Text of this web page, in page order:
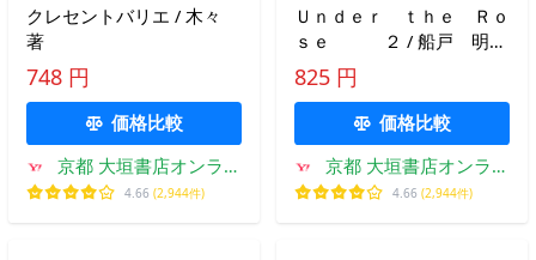
クレセントバリエ / 木々
著
748 円
価格比較
京都 大垣書店オンライ
ン
4.66 (2,944件)
Ｕｎｄｅｒ ｔｈｅ Ｒｏ
ｓｅ ２ / 船戸 明
里 著
825 円
価格比較
京都 大垣書店オンライ
ン
4.66 (2,944件)